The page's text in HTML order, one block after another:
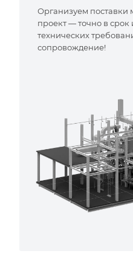
Организуем поставки
проект — точно в срок
технических
сопровождение!